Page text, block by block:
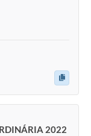
2022